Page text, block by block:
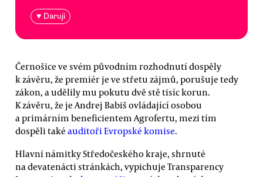
♥ Daruji
Černošice ve svém původním rozhodnutí dospěly
k závěru, že premiér je ve střetu zájmů, porušuje tedy
zákon, a udělily mu pokutu dvě stě tisíc korun.
K závěru, že je Andrej Babiš ovládající osobou
a primárním beneficientem Agrofertu, mezi tím
dospěli také auditoři Evropské komise.
Hlavní námitky Středočeského kraje, shrnuté
na devatenácti stránkách, vypichuje Transparency